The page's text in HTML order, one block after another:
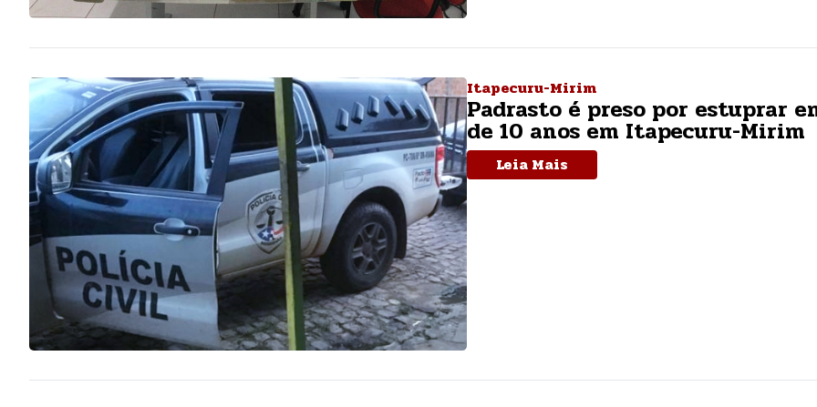
Itapecuru-Mirim
Padrasto é preso por estuprar
de 10 anos em Itapecuru-Mirim
Leia Mais